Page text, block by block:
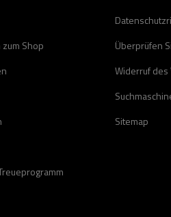
Shop
Überprüfen
Widerruf des
Sitemap